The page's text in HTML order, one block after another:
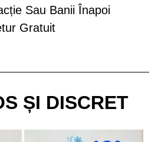
Sau Banii Înapoi
Gratuit
ȘI DISCRET